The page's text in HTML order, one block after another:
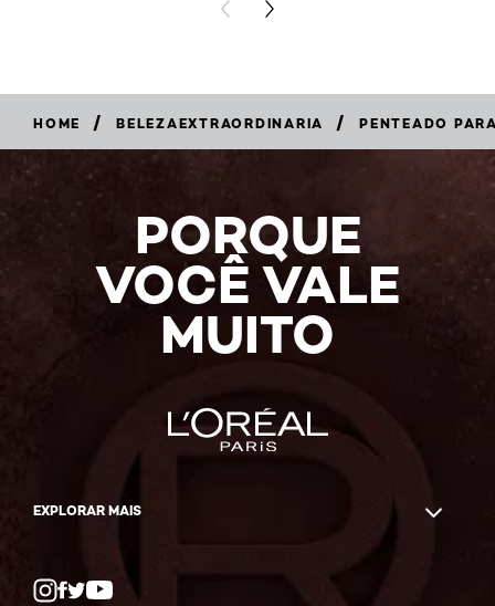
PREVIOUS CARD
NEXT CARD
HOME / BELEZAEXTRAORDINARIA / PENTEADO
PORQUE
VOCÊ VALE
MUITO
EXPLORAR MAIS